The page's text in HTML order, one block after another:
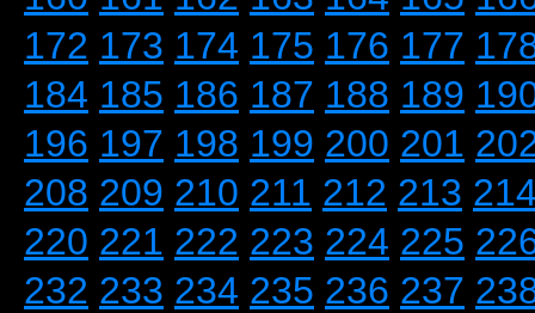
172 173 174 175 176 177
184 185 186 187 188 189
196 197 198 199 200 201
208 209 210 211 212 213
220 221 222 223 224 225
232 233 234 235 236 237